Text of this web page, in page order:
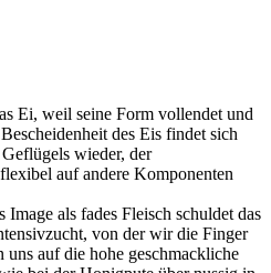
Ei, weil seine Form vollendet und
des Eis findet sich
wieder, der
auf andere Komponenten
Image als fades Fleisch schuldet das
von der wir die Finger
uns auf die hohe geschmackliche